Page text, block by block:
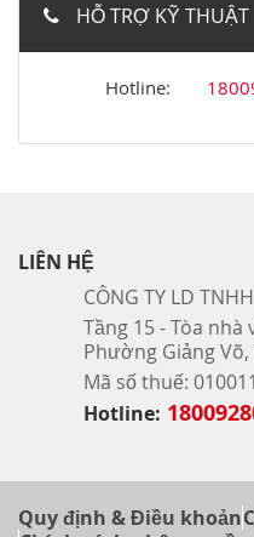
HỖ TRỢ KỸ THUẬT
Hotline:
LIÊN HỆ
CÔNG TY LD
Tầng 15 - Tòa nhà
Phường Giảng
Mã số thuế:
Hotline:
Quy định & Điều khoản